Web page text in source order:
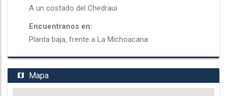
A un costado del Chedraui
Encuentranos en:
Planta baja, frente a La Michoacana
Mapa